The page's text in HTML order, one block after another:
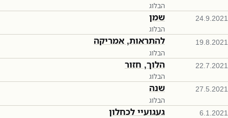
הבלוג
24.9.2021 שמן
הבלוג
19.8.2021 להתראות, אמריקה
הבלוג
22.7.2021 הלוך, חזור
הבלוג
27.5.2021 שנה
הבלוג
6.1.2021 געגועיי לכחלון